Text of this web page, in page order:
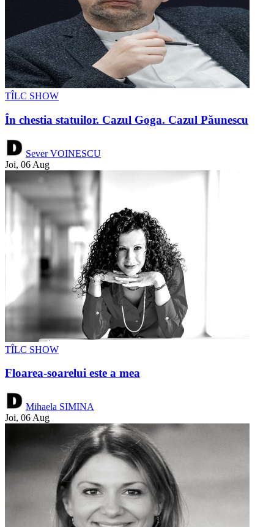
TÎLC SHOW
În chestia statuilor. Cazul Goga. Cazul Păunescu
Sever VOINESCU
Joi, 06 Aug
TÎLC SHOW
Floarea-soarelui este a mea
Mihaela SIMINA
Joi, 06 Aug